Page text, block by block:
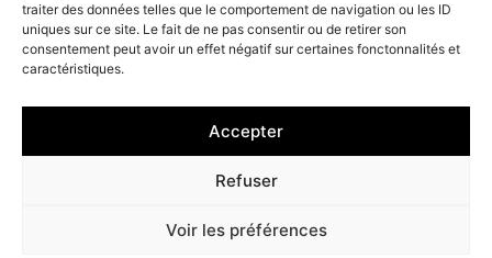
traiter des données telles que le comportement de navigation ou les ID
uniques sur ce site. Le fait de ne pas consentir ou de retirer son
consentement peut avoir un effet négatif sur certaines fonctonnalités et
caractéristiques.
Accepter
Refuser
Voir les préférences
© 2023 Laetitia Nemery |Gestion des cookies–
Mentions légales